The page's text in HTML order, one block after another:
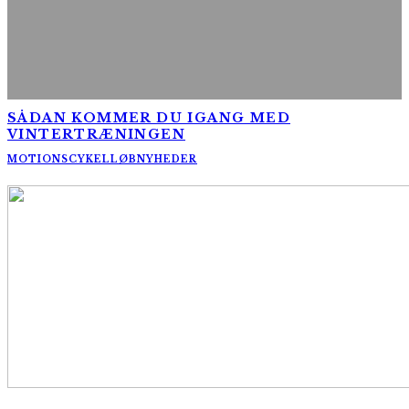
SÅDAN KOMMER DU IGANG MED
VINTERTRÆNINGEN
MOTIONSCYKELLØBNYHEDER